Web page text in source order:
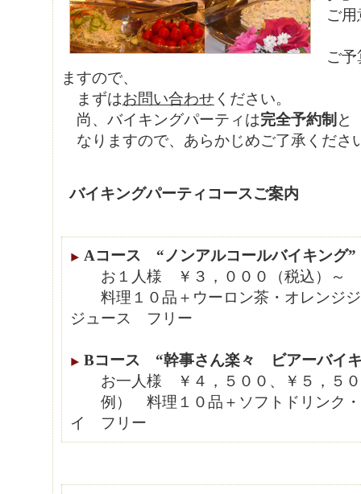
ご用
ご予
ますので、
まずはお問い合わせ ください。
尚、バイキングパーティは完全予約制 と
なりますので、あらかじめご了承くださ
バイキングパーティコースご案内
Aコース “ノンアルコールバイキング”
お１人様 ￥３，０００（税込）～
料理１０品＋ウーロン茶・オレンジジ
ジュース フリー
Bコース “幹事さん楽々 ビアーバイ
お一人様 ￥４，５００、￥５，５０
例） 料理１０品＋ソフトドリンク・
イ フリー